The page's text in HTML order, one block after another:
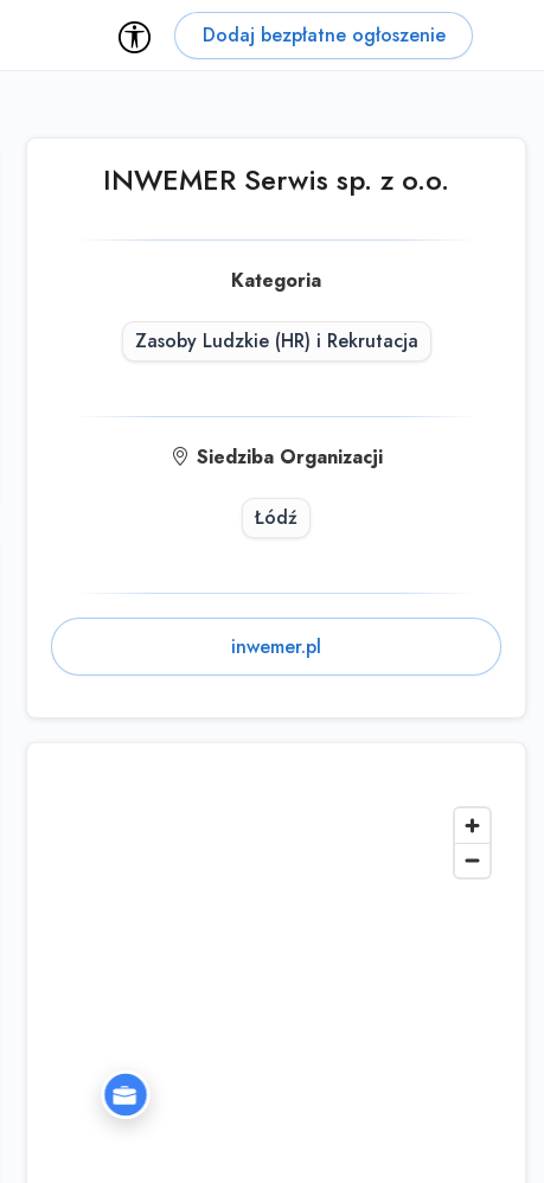
Dodaj bezpłatne ogłoszenie
INWEMER Serwis sp. z o.o.
Kategoria
Zasoby Ludzkie (HR) i Rekrutacja
Siedziba Organizacji
Łódź
inwemer.pl